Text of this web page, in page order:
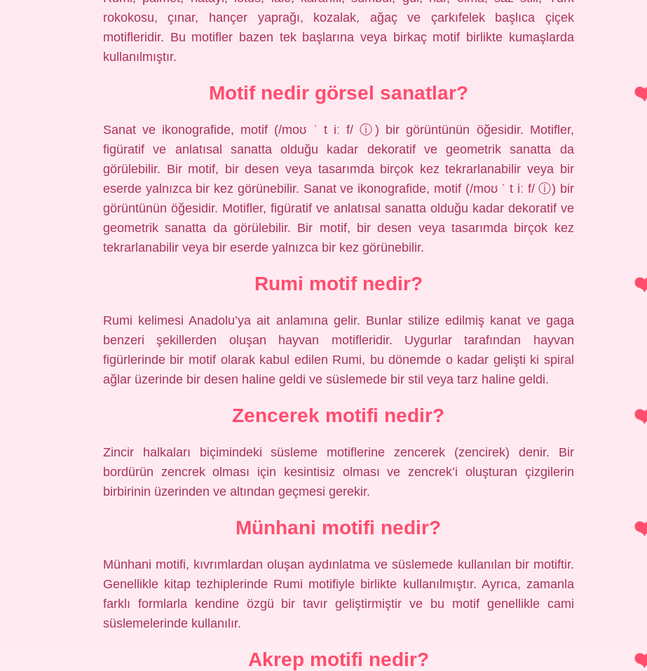
rokokosu, çınar, hançer yaprağı, kozalak, ağaç ve çarkıfelek başlıca çiçek
motifleridir. Bu motifler bazen tek başlarına veya birkaç motif birlikte kumaşlarda
kullanılmıştır.
Motif nedir görsel sanatlar?
Sanat ve ikonografide, motif (/moʊ ˈ t iː f/ ⓘ) bir görüntünün öğesidir. Motifler,
figüratif ve anlatısal sanatta olduğu kadar dekoratif ve geometrik sanatta da
görülebilir. Bir motif, bir desen veya tasarımda birçok kez tekrarlanabilir veya bir
eserde yalnızca bir kez görünebilir. Sanat ve ikonografide, motif (/moʊ ˈ t iː f/ ⓘ) bir
görüntünün öğesidir. Motifler, figüratif ve anlatısal sanatta olduğu kadar dekoratif ve
geometrik sanatta da görülebilir. Bir motif, bir desen veya tasarımda birçok kez
tekrarlanabilir veya bir eserde yalnızca bir kez görünebilir.
Rumi motif nedir?
Rumi kelimesi Anadolu’ya ait anlamına gelir. Bunlar stilize edilmiş kanat ve gaga
benzeri şekillerden oluşan hayvan motifleridir. Uygurlar tarafından hayvan
figürlerinde bir motif olarak kabul edilen Rumi, bu dönemde o kadar gelişti ki spiral
ağlar üzerinde bir desen haline geldi ve süslemede bir stil veya tarz haline geldi.
Zencerek motifi nedir?
Zincir halkaları biçimindeki süsleme motiflerine zencerek (zencirek) denir. Bir
bordürün zencrek olması için kesintisiz olması ve zencrek’i oluşturan çizgilerin
birbirinin üzerinden ve altından geçmesi gerekir.
Münhani motifi nedir?
Münhani motifi, kıvrımlardan oluşan aydınlatma ve süslemede kullanılan bir motiftir.
Genellikle kitap tezhiplerinde Rumi motifiyle birlikte kullanılmıştır. Ayrıca, zamanla
farklı formlarla kendine özgü bir tavır geliştirmiştir ve bu motif genellikle cami
süslemelerinde kullanılır.
Akrep motifi nedir?